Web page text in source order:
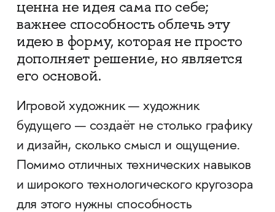
ценна не идея сама по себе;
важнее способность облечь эту
идею в форму, которая не просто
дополняет решение, но является
его основой.
Игровой художник — художник
будущего — создаёт не столько графику
и дизайн, сколько смысл и ощущение.
Помимо отличных технических навыков
и широкого технологического кругозора
для этого нужны способность